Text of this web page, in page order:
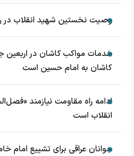
وصیت نخستین شهید انقلاب در
خدمات مواکب کاشان در اربعین
کاشان به امام حسین است
ادامه راه مقاومت نیازمند
انقلاب است
جوانان عراقی برای تشییع امام